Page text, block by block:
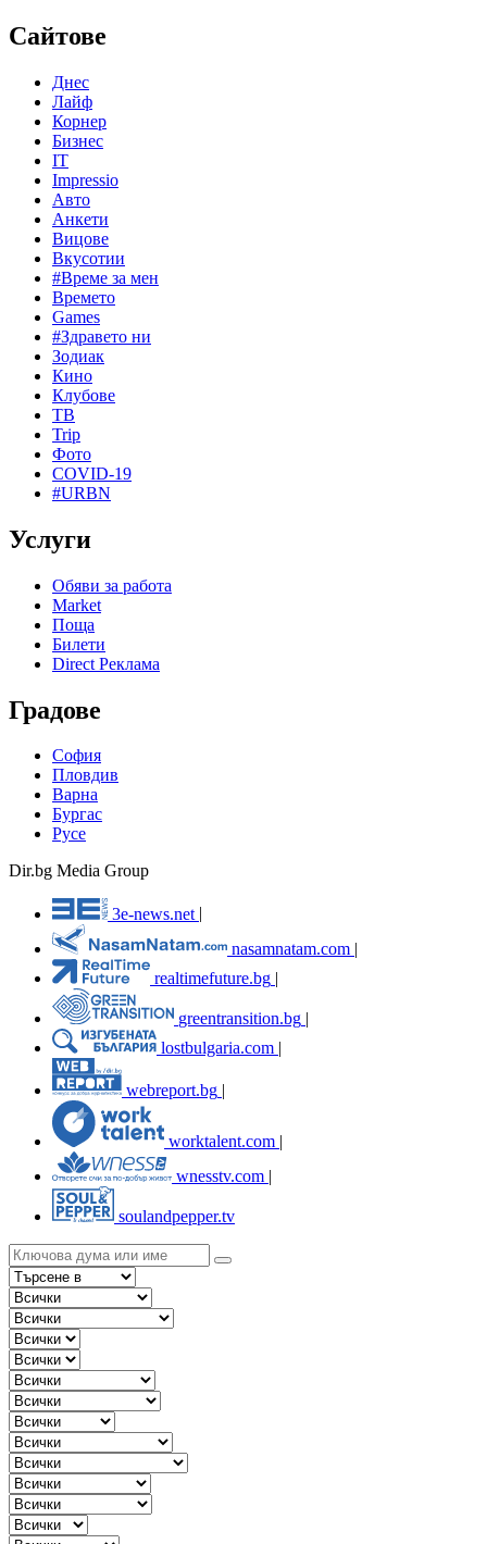
Сайтове
Днес
Лайф
Корнер
Бизнес
IT
Impressio
Авто
Анкети
Вицове
Вкусотии
#Време за мен
Времето
Games
#Здравето ни
Зодиак
Кино
Клубове
ТВ
Trip
Фото
COVID-19
#URBN
Услуги
Обяви за работа
Market
Поща
Билети
Direct Реклама
Градове
София
Пловдив
Варна
Бургас
Русе
Dir.bg Media Group
3e-news.net
nasamnatam.com |
realtimefuture.bg |
greentransition.bg |
lostbulgaria.com |
webreport.bg
worktalent.com |
wnesstv.com |
soulandpepper.tv